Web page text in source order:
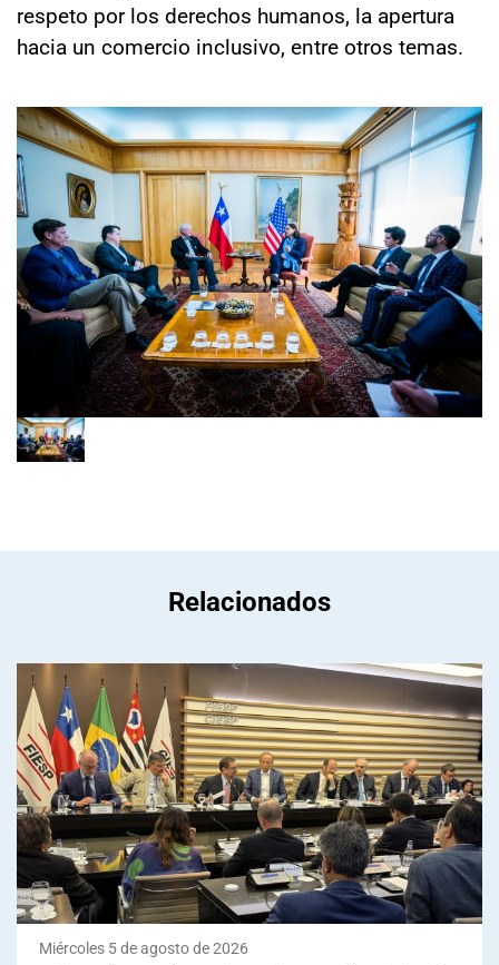
respeto por los derechos humanos, la apertura
hacia un comercio inclusivo, entre otros temas.
Relacionados
Miércoles 5 de agosto de 2026